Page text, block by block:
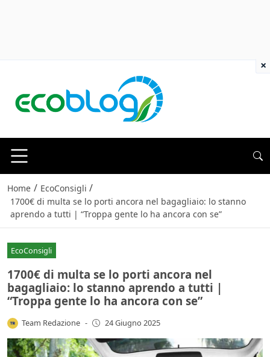
Home / EcoConsigli /
1700€ di multa se lo porti ancora nel bagagliaio: lo stanno
aprendo a tutti | “Troppa gente lo ha ancora con se”
EcoConsigli
1700€ di multa se lo porti ancora nel
bagagliaio: lo stanno aprendo a tutti |
“Troppa gente lo ha ancora con se”
Team Redazione - 24 Giugno 2025
×